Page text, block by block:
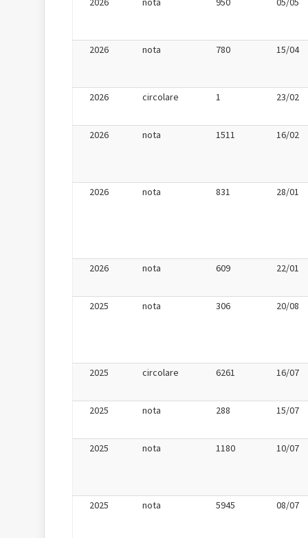
2026 nota 780 15/04
2026 circolare 1 23/02
2026 nota 1511 16/02
2026 nota 831 28/01
2026 nota 609 22/01
2025 nota 306 20/08
2025 circolare 6261 16/07
2025 nota 288 15/07
2025 nota 1180 10/07
2025 nota 5945 08/07